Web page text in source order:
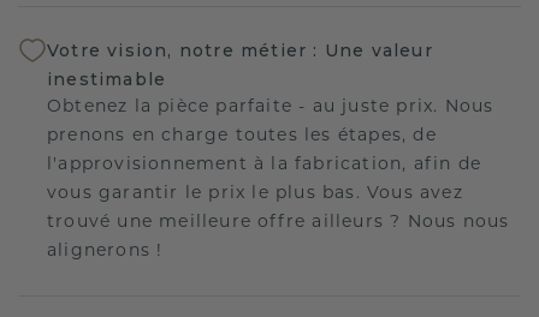
Votre vision, notre métier : Une valeur
inestimable
Obtenez la pièce parfaite - au juste prix. Nous
prenons en charge toutes les étapes, de
l'approvisionnement à la fabrication, afin de
vous garantir le prix le plus bas. Vous avez
trouvé une meilleure offre ailleurs ? Nous nous
alignerons !